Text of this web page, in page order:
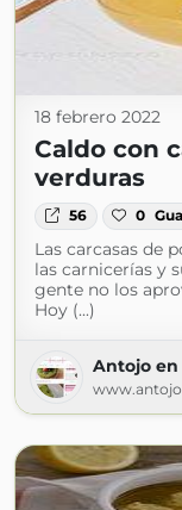
18 febrero 2022
Caldo con
verduras
56 0
Las carcasas de
las carnicerías y
gente no los
Hoy (...)
Antojo